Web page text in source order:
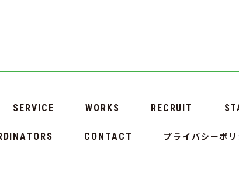
SERVICE WORKS RECRUIT
CONTACT プライバシーポリ